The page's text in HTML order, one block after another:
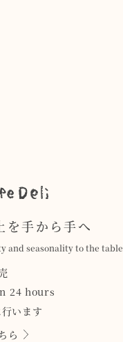
を手から手へ
and seasonality to the table
24 hours
います
ら